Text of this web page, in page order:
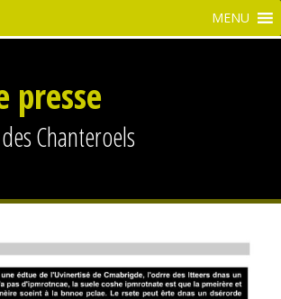
presse
Chanteroels